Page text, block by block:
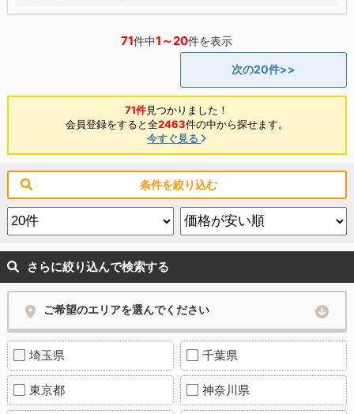
71件中1～20件を表示
次の20件>>
71件見つかりました！
会員登録をすると全2463件の中から探せます。
今すぐ見る
条件を絞り込む
さらに絞り込んで検索する
ご希望のエリアを選んでください
埼玉県 千葉県
東京都 神奈川県